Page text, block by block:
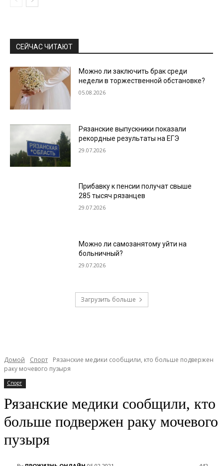
СЕЙЧАС ЧИТАЮТ
Можно ли заключить брак среди
недели в торжественной обстановке?
05.08.2026
Рязанские выпускники показали
рекордные результаты на ЕГЭ
29.07.2026
Прибавку к пенсии получат свыше
285 тысяч рязанцев
29.07.2026
Можно ли самозанятому уйти на
больничный?
29.07.2026
Загрузить больше